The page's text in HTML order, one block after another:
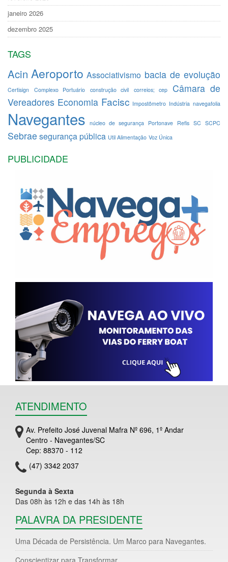
janeiro 2026
dezembro 2025
TAGS
Acin Aeroporto Associativismo bacia de evolução
Certisign Complexo Portuário construção civil correios; cep
Câmara de
Vereadores Economia Facisc Impostômetro Indústria navegafolia
Navegantes núcleo de segurança Portonave Refis SC SCPC
Sebrae segurança pública Util Alimentação Voz Única
PUBLICIDADE
ATENDIMENTO
Av. Prefeito José Juvenal Mafra Nº 696, 1º Andar
Centro - Navegantes/SC
Cep: 88370 - 112
(47) 3342 2037
Segunda à Sexta
Das 08h às 12h e das 14h às 18h
PALAVRA DA PRESIDENTE
Uma Década de Persistência. Um Marco para Navegantes.
Conscientizar para Transformar